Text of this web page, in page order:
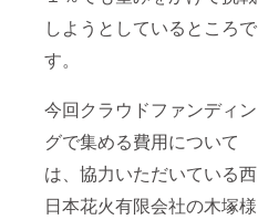
しようとしているところで
す。
今回クラウドファンディン
グで集める費用について
は、協力いただいている西
日本花火有限会社の木塚様